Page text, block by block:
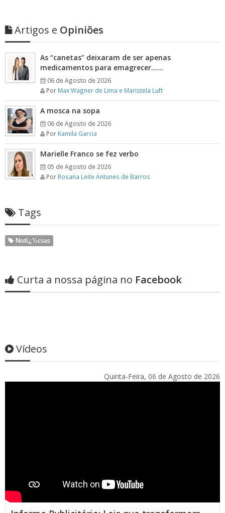
Artigos e Opiniões
As “canetas” deixaram de ser apenas
medicamentos para emagrecer……
06 de Agosto de 2026
Por Max Wagner de Lima e Maristela Luft
A mosca na sopa
06 de Agosto de 2026
Por Kamila Garcia
Marielle Franco se fez verbo
05 de Agosto de 2026
Por Rosana Leite Antunes de Barros
Tags
Notï¿½cias
Curta a nossa página no Facebook
Vídeos
Quinta-Feira, 06 de Agosto de 2026